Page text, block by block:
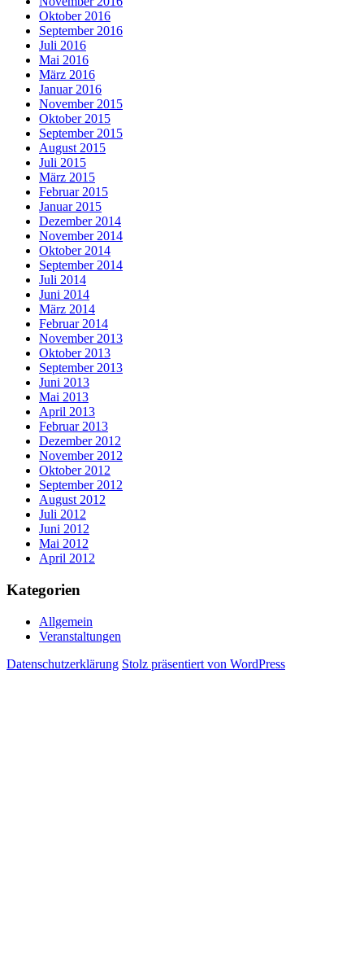
Oktober 2016
September 2016
Juli 2016
Mai 2016
März 2016
Januar 2016
November 2015
Oktober 2015
September 2015
August 2015
Juli 2015
März 2015
Februar 2015
Januar 2015
Dezember 2014
November 2014
Oktober 2014
September 2014
Juli 2014
Juni 2014
März 2014
Februar 2014
November 2013
Oktober 2013
September 2013
Juni 2013
Mai 2013
April 2013
Februar 2013
Dezember 2012
November 2012
Oktober 2012
September 2012
August 2012
Juli 2012
Juni 2012
Mai 2012
April 2012
Kategorien
Allgemein
Veranstaltungen
Datenschutzerklärung Stolz präsentiert von WordPress